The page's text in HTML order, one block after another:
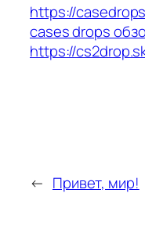
https://
cases drops
https://
← Привет, мир!